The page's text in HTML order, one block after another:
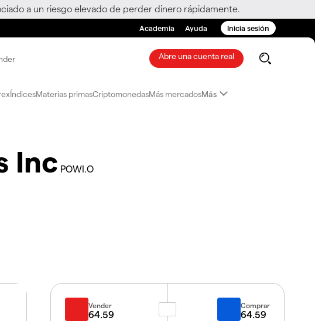
a un riesgo elevado de perder dinero rápidamente.
Academia Ayuda Inicia sesión
Abre una cuenta real
ÍndicesMaterias primasCriptomonedasMás mercadosMás
Inc POWI.O
Vender
64.59
Comprar
64.59